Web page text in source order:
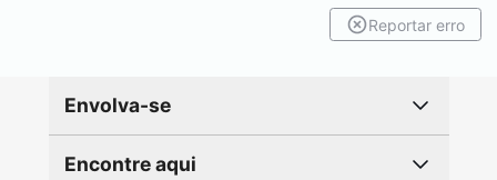
Reportar erro
Envolva-se
Encontre aqui